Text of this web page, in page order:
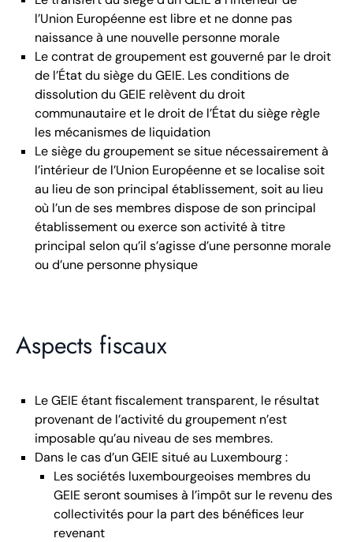
l’Union Européenne est libre et ne donne pas
naissance à une nouvelle personne morale
Le contrat de groupement est gouverné par le droit
de l’État du siège du GEIE. Les conditions de
dissolution du GEIE relèvent du droit
communautaire et le droit de l’État du siège règle
les mécanismes de liquidation
Le siège du groupement se situe nécessairement à
l’intérieur de l’Union Européenne et se localise soit
au lieu de son principal établissement, soit au lieu
où l’un de ses membres dispose de son principal
établissement ou exerce son activité à titre
principal selon qu’il s’agisse d’une personne morale
ou d’une personne physique
Aspects fiscaux
Le GEIE étant fiscalement transparent, le résultat
provenant de l’activité du groupement n’est
imposable qu’au niveau de ses membres.
Dans le cas d’un GEIE situé au Luxembourg :
Les sociétés luxembourgeoises membres du
GEIE seront soumises à l’impôt sur le revenu des
collectivités pour la part des bénéfices leur
revenant